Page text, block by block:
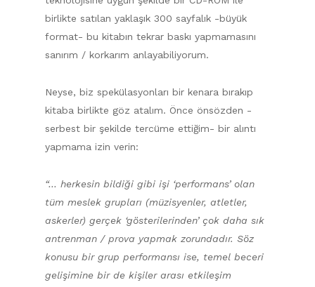
birlikte satılan yaklaşık 300 sayfalık -büyük
format- bu kitabın tekrar baskı yapmamasını
sanırım / korkarım anlayabiliyorum.
Neyse, biz spekülasyonları bir kenara bırakıp
kitaba birlikte göz atalım. Önce önsözden -
serbest bir şekilde tercüme ettiğim- bir alıntı
yapmama izin verin:
“… herkesin bildiği gibi işi ‘performans’ olan
tüm meslek grupları (müzisyenler, atletler,
askerler) gerçek ‘gösterilerinden’ çok daha sık
antrenman / prova yapmak zorundadır. Söz
konusu bir grup performansı ise, temel beceri
gelişimine bir de kişiler arası etkileşim